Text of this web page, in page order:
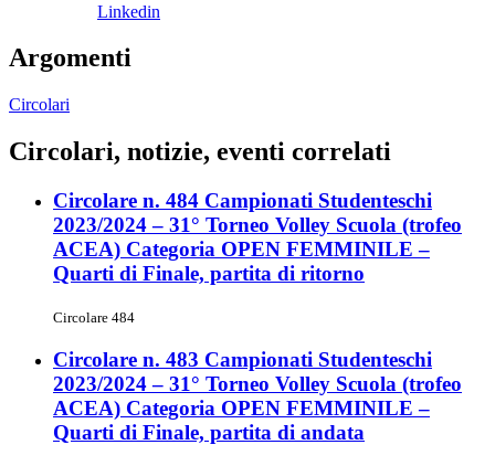
Linkedin
Argomenti
Circolari
Circolari, notizie, eventi correlati
Circolare n. 484 Campionati Studenteschi
2023/2024 – 31° Torneo Volley Scuola (trofeo
ACEA) Categoria OPEN FEMMINILE –
Quarti di Finale, partita di ritorno
Circolare 484
Circolare n. 483 Campionati Studenteschi
2023/2024 – 31° Torneo Volley Scuola (trofeo
ACEA) Categoria OPEN FEMMINILE –
Quarti di Finale, partita di andata